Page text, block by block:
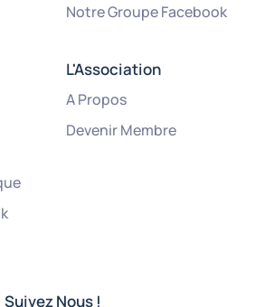
Notre Groupe Facebook
L'Association
A Propos
Devenir Membre
Suivez Nous !